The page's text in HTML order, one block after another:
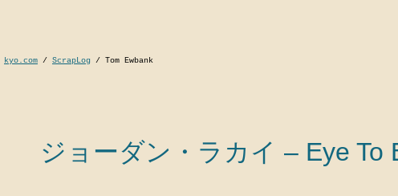
kyo.com / ScrapLog / Tom Ewbank
ジョーダン・ラカイ – Eye To